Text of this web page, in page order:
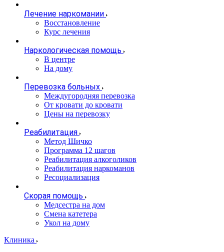
Лечение наркомании
Восстановление
Курс лечения
Наркологическая помощь
В центре
На дому
Перевозка больных
Междугородняя перевозка
От кровати до кровати
Цены на перевозку
Реабилитация
Метод Шичко
Программа 12 шагов
Реабилитация алкоголиков
Реабилитация наркоманов
Ресоциализация
Скорая помощь
Медсестра на дом
Смена катетера
Укол на дому
Клиника